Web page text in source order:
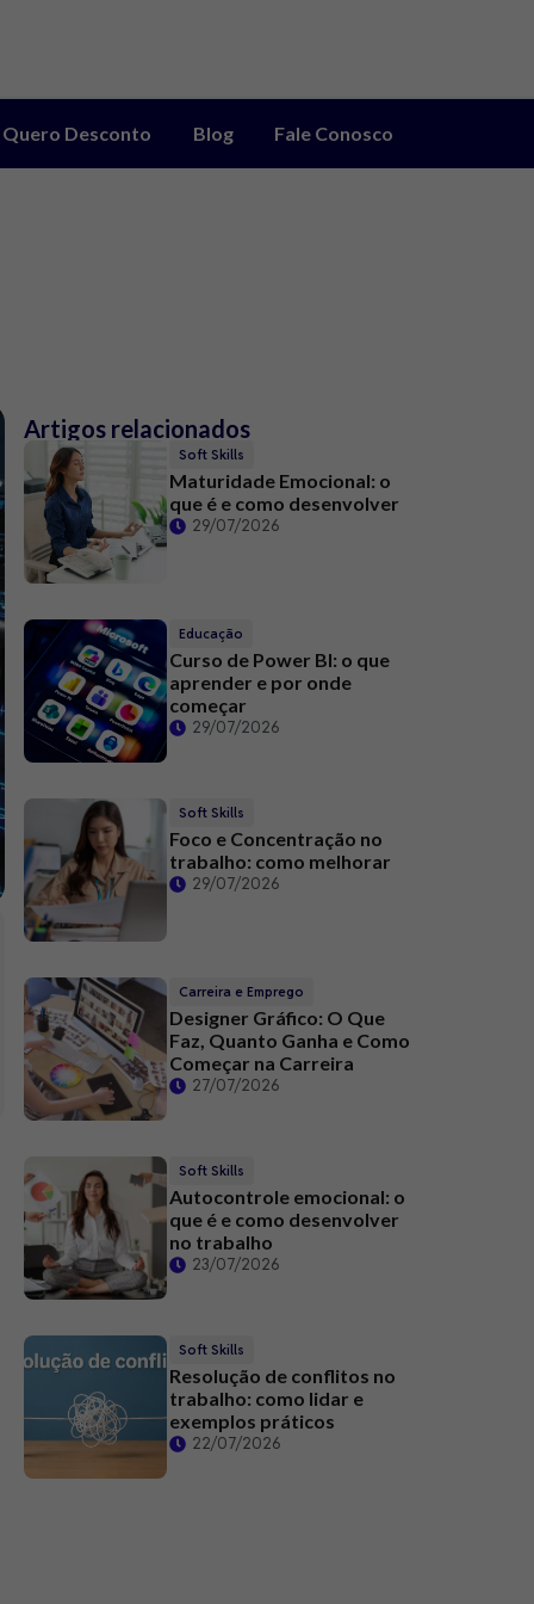
Quero Desconto Blog Fale Conosco
Artigos relacionados
Soft Skills
Maturidade Emocional: o
que é e como desenvolver
29/07/2026
Educação
Curso de Power BI: o que
aprender e por onde
começar
29/07/2026
Soft Skills
Foco e Concentração no
trabalho: como melhorar
29/07/2026
Carreira e Emprego
Designer Gráfico: O Que
Faz, Quanto Ganha e Como
Começar na Carreira
27/07/2026
Soft Skills
Autocontrole emocional: o
que é e como desenvolver
no trabalho
23/07/2026
Soft Skills
Resolução de conflitos no
trabalho: como lidar e
exemplos práticos
22/07/2026